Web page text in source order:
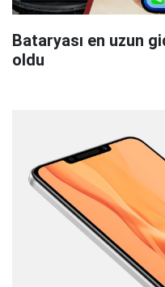
Bataryası en uzun
oldu